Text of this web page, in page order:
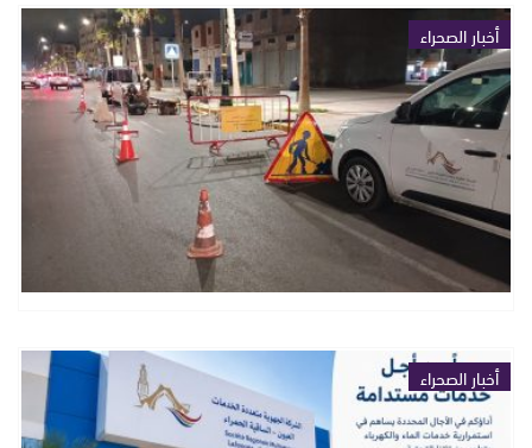
أخبار الصحراء
أخبار الصحراء